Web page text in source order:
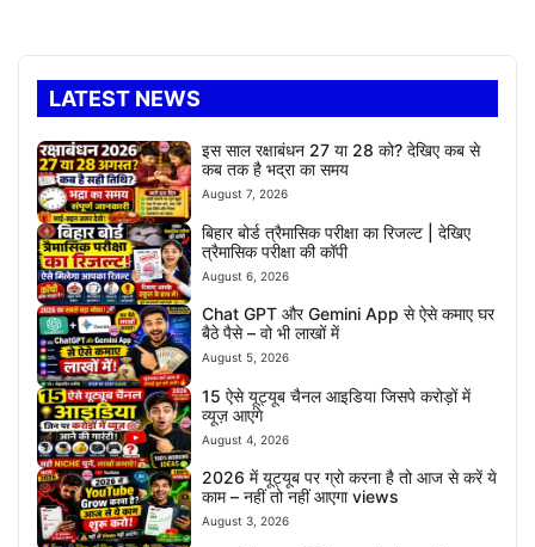
LATEST NEWS
इस साल रक्षाबंधन 27 या 28 को? देखिए कब से
कब तक है भद्रा का समय
August 7, 2026
बिहार बोर्ड त्रैमासिक परीक्षा का रिजल्ट | देखिए
त्रैमासिक परीक्षा की कॉपी
August 6, 2026
Chat GPT और Gemini App से ऐसे कमाए घर
बैठे पैसे – वो भी लाखों में
August 5, 2026
15 ऐसे यूट्यूब चैनल आइडिया जिसपे करोड़ों में
व्यूज़ आएंगे
August 4, 2026
2026 में यूट्यूब पर ग्रो करना है तो आज से करें ये
काम – नहीं तो नहीं आएगा views
August 3, 2026